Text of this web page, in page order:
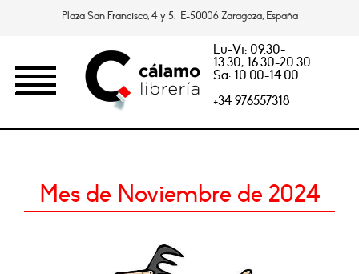
Plaza San Francisco, 4 y 5. E-50006 Zaragoza, España
Lu-Vi: 09.30-
13.30, 16.30-20.30
Sa: 10.00-14.00
+34 976557318
Mes de Noviembre de 2024